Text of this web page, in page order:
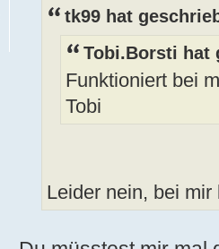
tk99 hat
Tobi.Borsti hat
Funktioniert bei
Tobi
Leider nein, bei